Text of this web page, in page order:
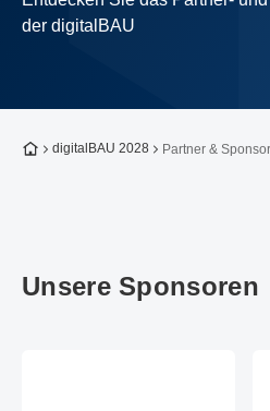
der digitalBAU
Zur Startseite
digitalBAU 2028 Partner &
Unsere Sponsoren